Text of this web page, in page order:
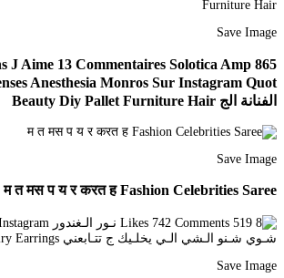
Save Image
J Aime 13 Commentaires Solotica Amp
Anesthesia Monros Sur Instagram Quot
الفنانة الج Beauty Diy Pallet Furniture Hair
Save Image
म त मस प य र करत ह Fashion Celebrities Saree
Save Image